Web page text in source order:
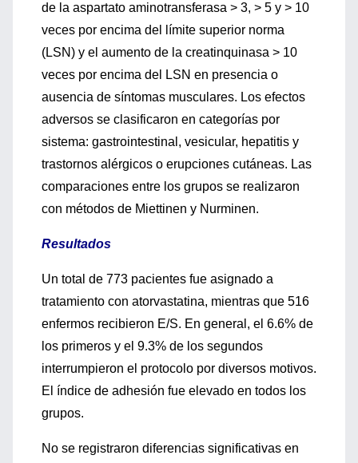
de la aspartato aminotransferasa > 3, > 5 y > 10
veces por encima del límite superior norma
(LSN) y el aumento de la creatinquinasa > 10
veces por encima del LSN en presencia o
ausencia de síntomas musculares. Los efectos
adversos se clasificaron en categorías por
sistema: gastrointestinal, vesicular, hepatitis y
trastornos alérgicos o erupciones cutáneas. Las
comparaciones entre los grupos se realizaron
con métodos de Miettinen y Nurminen.
Resultados
Un total de 773 pacientes fue asignado a
tratamiento con atorvastatina, mientras que 516
enfermos recibieron E/S. En general, el 6.6% de
los primeros y el 9.3% de los segundos
interrumpieron el protocolo por diversos motivos.
El índice de adhesión fue elevado en todos los
grupos.
No se registraron diferencias significativas en